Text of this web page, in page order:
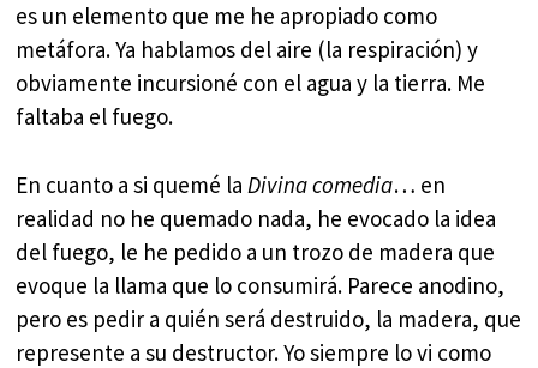
es un elemento que me he apropiado como
metáfora. Ya hablamos del aire (la respiración) y
obviamente incursioné con el agua y la tierra. Me
faltaba el fuego.
En cuanto a si quemé la Divina comedia… en
realidad no he quemado nada, he evocado la idea
del fuego, le he pedido a un trozo de madera que
evoque la llama que lo consumirá. Parece anodino,
pero es pedir a quién será destruido, la madera, que
represente a su destructor. Yo siempre lo vi como